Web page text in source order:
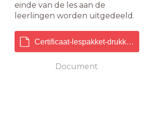
einde van de les aan de
leerlingen worden uitgedeeld.
Certificaat-lespakket-drukklaar.pdf
Document